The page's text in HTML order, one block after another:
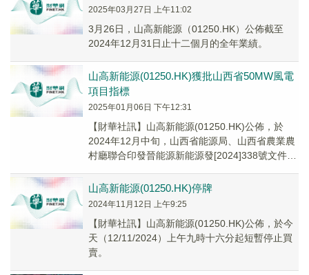
2025年03月27日 上午11:02
3月26日，山高新能源（01250.HK）公佈截至
2024年12月31日止十二個月的全年業績。
山高新能源(01250.HK)獲批山西省50MW風電
項目指標
2025年01月06日 下午12:31
【財華社訊】山高新能源(01250.HK)公佈，於
2024年12月中旬，山西省能源局、山西省農業農
村廳聯合印發晉能源新能源發[2024]338號文件，
山高新能源(01250.HK)停牌
2024年11月12日 上午9:25
【財華社訊】山高新能源(01250.HK)公佈，於今
天（12/11/2024）上午九時十六分起短暫停止買
賣。